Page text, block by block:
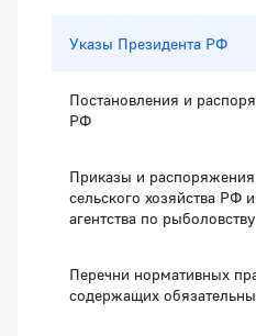
Указы Президента РФ
Постановления и
РФ
Приказы и
сельского хозяйства РФ
агентства по рыболовству
Перечни нормативных
содержащих